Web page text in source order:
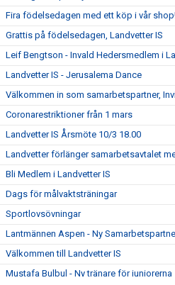
Fira födelsedagen med ett köp i vår
Grattis på födelsedagen, Landvetter IS
Leif Bengtson - Invald Hedersmedlem i
Landvetter IS - Jerusalema Dance
Välkommen in som samarbetspartner,
Coronarestriktioner från 1 mars
Landvetter IS Årsmöte 10/3 18.00
Landvetter förlänger samarbetsavtalet
Bli Medlem i Landvetter IS
Dags för målvaktsträningar
Sportlovsövningar
Lantmännen Aspen - Ny
Välkommen till Landvetter IS
Mustafa Bulbul - Ny tränare för juniorerna